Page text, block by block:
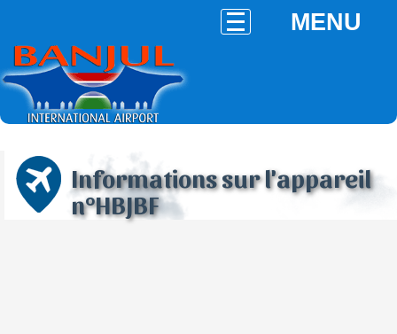
MENU
Informations sur l'appareil
n°HBJBF